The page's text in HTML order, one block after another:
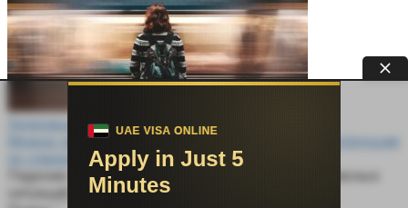
Здоровье
Можно ли выжить, упав на рельсы в метро? Инструкция
по спасению
Падение на рельсы в метро — одна из самых опасных
ситуаций в городской среде.